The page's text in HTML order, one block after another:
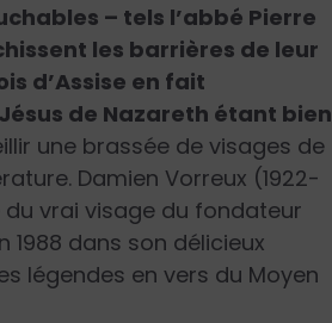
– tels l’abbé Pierre
les barrières de leur
d’Assise en fait
de Nazareth étant bien
une brassée de visages de
Damien Vorreux (1922-
vrai visage du fondateur
dans son délicieux
légendes en vers du Moyen